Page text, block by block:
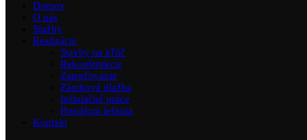
Domov
O nás
Služby
Realizácie
Stavby na kľúč
Rekonštrukcie
Zatepľovanie
Zámková dlažba
Inštalačné práce
Prenájom lešenia
Kontakt